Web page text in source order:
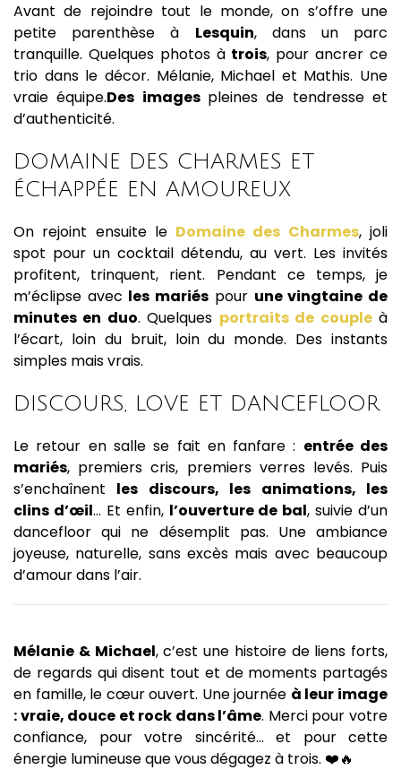
Avant de rejoindre tout le monde, on s’offre une
petite parenthèse à Lesquin, dans un parc
tranquille. Quelques photos à trois, pour ancrer ce
trio dans le décor. Mélanie, Michael et Mathis. Une
vraie équipe.Des images pleines de tendresse et
d’authenticité.
DOMAINE DES CHARMES ET
ÉCHAPPÉE EN AMOUREUX
On rejoint ensuite le Domaine des Charmes, joli
spot pour un cocktail détendu, au vert. Les invités
profitent, trinquent, rient. Pendant ce temps, je
m’éclipse avec les mariés pour une vingtaine de
minutes en duo. Quelques portraits de coupleà
l’écart, loin du bruit, loin du monde. Des instants
simples mais vrais.
DISCOURS, LOVE ET DANCEFLOOR
Le retour en salle se fait en fanfare : entrée des
mariés, premiers cris, premiers verres levés. Puis
s’enchaînent les discours, les animations, les
clins d’œil… Et enfin, l’ouverture de bal, suivie d’un
dancefloor qui ne désemplit pas. Une ambiance
joyeuse, naturelle, sans excès mais avec beaucoup
d’amour dans l’air.
Mélanie & Michael, c’est une histoire de liens forts,
de regards qui disent tout et de moments partagés
en famille, le cœur ouvert. Une journée à leur image
: vraie, douce et rock dans l’âme. Merci pour votre
confiance, pour votre sincérité… et pour cette
énergie lumineuse que vous dégagez à trois. ❤️🔥